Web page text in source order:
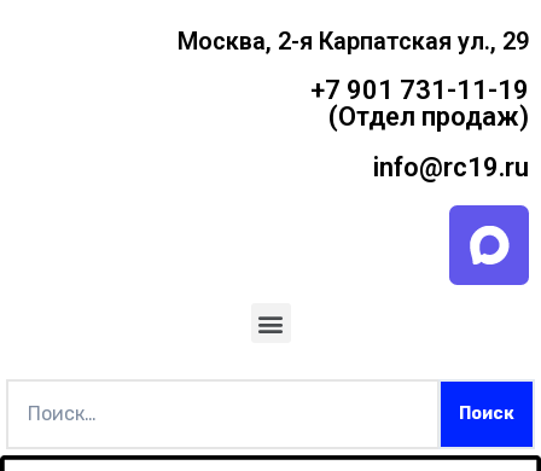
Москва, 2-я Карпатская ул., 29
+7 901 731-11-19
(Отдел продаж)
info@rc19.ru